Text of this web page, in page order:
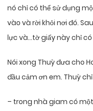
nó chỉ có thể sử dụng
vào và rời khỏi nơi đó.
lực và…tờ giấy này chỉ
Nói xong Thuỳ đưa cho
đầu cảm ơn em. Thuỳ
– trong nhà giam có